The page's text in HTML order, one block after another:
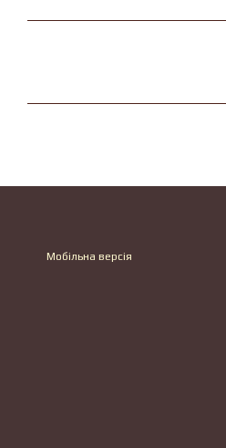
Мобільна версія